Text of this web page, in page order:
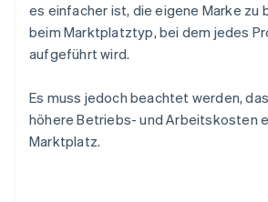
es einfacher ist, die eigene Marke zu
beim Marktplatztyp, bei dem jedes
aufgeführt wird.
Es muss jedoch beachtet werden,
höhere Betriebs- und Arbeitskosten
Marktplatz.